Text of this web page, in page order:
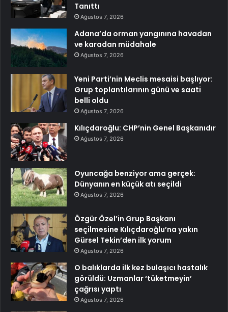
Tanıttı
Ağustos 7, 2026
Adana’da orman yangınına havadan
ve karadan müdahale
Ağustos 7, 2026
Yeni Parti’nin Meclis mesaisi başlıyor:
Grup toplantılarının günü ve saati
belli oldu
Ağustos 7, 2026
Kılıçdaroğlu: CHP’nin Genel Başkanıdır
Ağustos 7, 2026
Oyuncağa benziyor ama gerçek:
Dünyanın en küçük atı seçildi
Ağustos 7, 2026
Özgür Özel’in Grup Başkanı
seçilmesine Kılıçdaroğlu’na yakın
Gürsel Tekin’den ilk yorum
Ağustos 7, 2026
O balıklarda ilk kez bulaşıcı hastalık
görüldü: Uzmanlar ‘tüketmeyin’
çağrısı yaptı
Ağustos 7, 2026